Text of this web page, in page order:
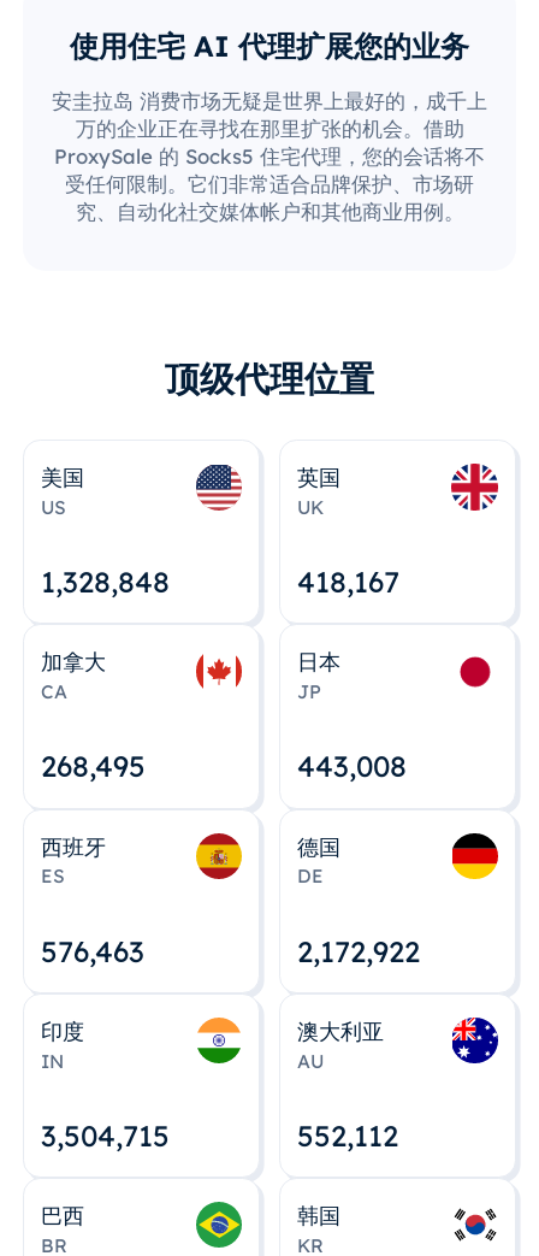
使用住宅 AI 代理扩展您的业务
安圭拉岛 消费市场无疑是世界上最好的，成千上
万的企业正在寻找在那里扩张的机会。借助
ProxySale 的 Socks5 住宅代理，您的会话将不
受任何限制。它们非常适合品牌保护、市场研
究、自动化社交媒体帐户和其他商业用例。
顶级代理位置
美国
US
1,328,848
英国
UK
418,167
加拿大
CA
268,495
日本
JP
443,008
西班牙
ES
576,463
德国
DE
2,172,922
印度
IN
3,504,715
澳大利亚
AU
552,112
巴西
BR
韩国
KR